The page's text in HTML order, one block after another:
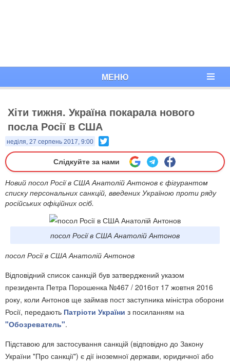
МЕНЮ
Хіти тижня. Україна покарала нового
посла Росії в США
неділя, 27 серпень 2017, 9:00
Слідкуйте за нами
Новий посол Росії в США Анатолій Антонов є фігурантом
списку персональних санкцій, введених Україною проти ряду
російських офіційних осіб.
посол Росії в США Анатолій Антонов
посол Росії в США Анатолій Антонов
Відповідний список санкцій був затверджений указом
президента Петра Порошенка №467 / 2016от 17 жовтня 2016
року, коли Антонов ще займав пост заступника міністра оборони
Росії, передають Патріоти України з посиланням на
"Обозреватель".
Підставою для застосування санкцій (відповідно до Закону
України "Про санкції") є дії іноземної держави, юридичної або